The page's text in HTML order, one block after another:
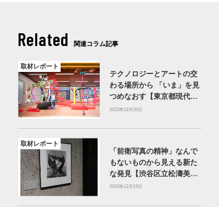
Related 関連コラム記事
取材レポート
テクノロジーとアートの交
わる場所から 「いま」を見
つめなおす【東京都現代美
術館】
2023年12月20日
取材レポート
「前衛写真の精神」なんで
もないものから見える新た
な発見【渋谷区立松濤美術
館】
2023年12月15日